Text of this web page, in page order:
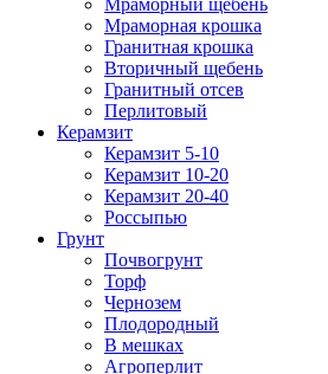
Мраморный щебень
Мраморная крошка
Гранитная крошка
Вторичный щебень
Гранитный отсев
Перлитовый
Керамзит
Керамзит 5-10
Керамзит 10-20
Керамзит 20-40
Россыпью
Грунт
Почвогрунт
Торф
Чернозем
Плодородный
В мешках
Агроперлит